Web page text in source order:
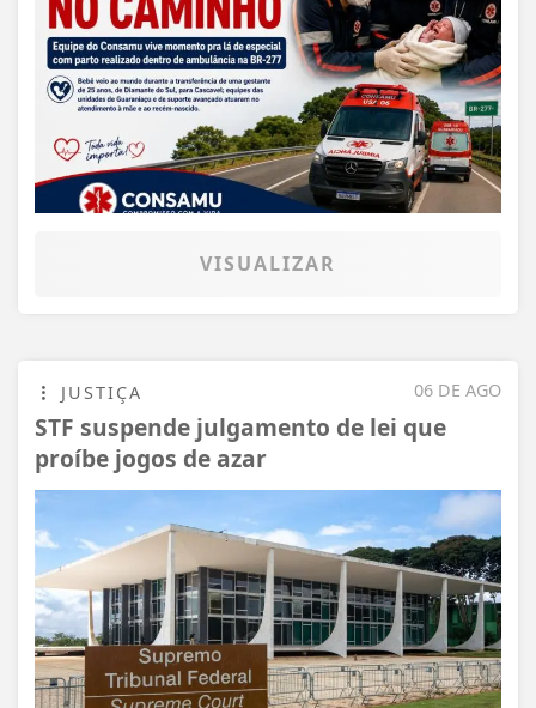
VISUALIZAR
06 DE AGO
JUSTIÇA
STF suspende julgamento de lei que
proíbe jogos de azar